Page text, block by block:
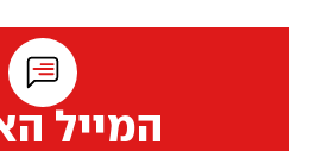
המייל